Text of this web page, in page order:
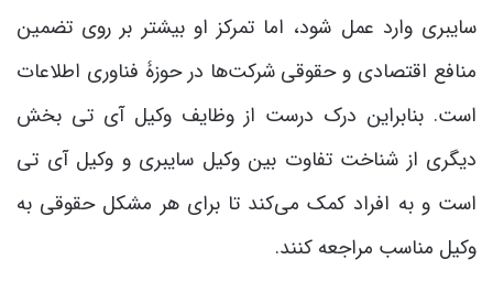
سایبری وارد عمل شود، اما تمرکز او بیشتر بر روی تضمین
منافع اقتصادی و حقوقی شرکت‌ها در حوزۀ فناوری اطلاعات
است. بنابراین درک درست از وظایف وکیل آی تی بخش
دیگری از شناخت تفاوت بین وکیل سایبری و وکیل آی تی
است و به افراد کمک می‌کند تا برای هر مشکل حقوقی به
وکیل مناسب مراجعه کنند.